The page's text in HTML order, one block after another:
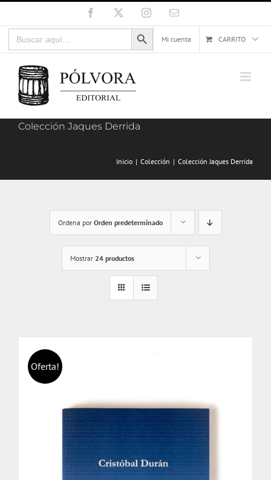
al
contenido
Facebook InstagramCorreo
Buscar:
Botón de búsqueda
Mi cuenta
CARRITO
Colección Jaques Derrida
Inicio Colección Colección Jaques Derrida
Ordena por Orden predeterminado
Mostrar 24 productos
Oferta!